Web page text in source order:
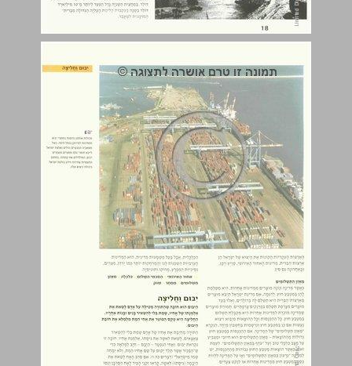
יבום וחליצה ... 19